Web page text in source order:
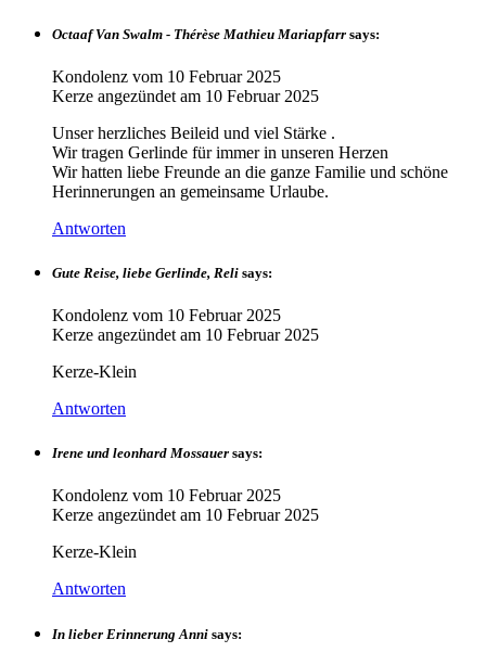
Octaaf Van Swalm - Thérèse Mathieu Mariapfarr says:
Kondolenz vom 10 Februar 2025
Kerze angezündet am 10 Februar 2025
Unser herzliches Beileid und viel Stärke .
Wir tragen Gerlinde für immer in unseren Herzen
Wir hatten liebe Freunde an die ganze Familie und schöne
Herinnerungen an gemeinsame Urlaube.
Antworten
Gute Reise, liebe Gerlinde, Reli says:
Kondolenz vom 10 Februar 2025
Kerze angezündet am 10 Februar 2025
Kerze-Klein
Antworten
Irene und leonhard Mossauer says:
Kondolenz vom 10 Februar 2025
Kerze angezündet am 10 Februar 2025
Kerze-Klein
Antworten
In lieber Erinnerung Anni says: